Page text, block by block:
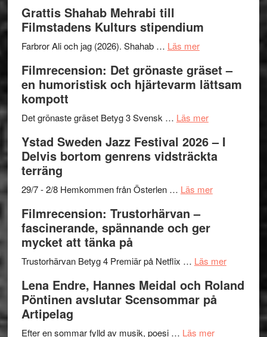
Files:
I
Want
Believe
–
Frankenshtey
med
Fox
och
Scully
West
presenterar
nya
titlar
årets
Grattis Shahab Mehrabi till
Filmstadens Kulturs stipendium
Farbror Ali och jag (2026). Shahab … Läs merom
Shahab
Mehrabi
Filmstadens
stipendium
Filmrecension: Det grönaste gräset –
en humoristisk och hjärtevarm lättsam
kompott
Det grönaste gräset Betyg 3 Svensk … Läs merom
Det
grönaste
–
och
lättsam
Ystad Sweden Jazz Festival 2026 – I
Delvis bortom genrens vidsträckta
terräng
29/7 - 2/8 Hemkommen från Österlen … Läs merom
2026
I
Delvis
genrens
Filmrecension: Trustorhärvan –
fascinerande, spännande och ger
mycket att tänka på
Trustorhärvan Betyg 4 Premiär på Netflix … Läs merom
Lena Endre, Hannes Meidal och Roland
Pöntinen avslutar Scensommar på
Artipelag
Efter en sommar fylld av musik, poesi … Läs merom